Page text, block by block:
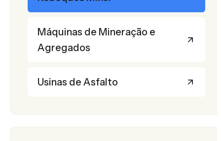
Máquinas de Mineração e
Agregados
Usinas de Asfalto